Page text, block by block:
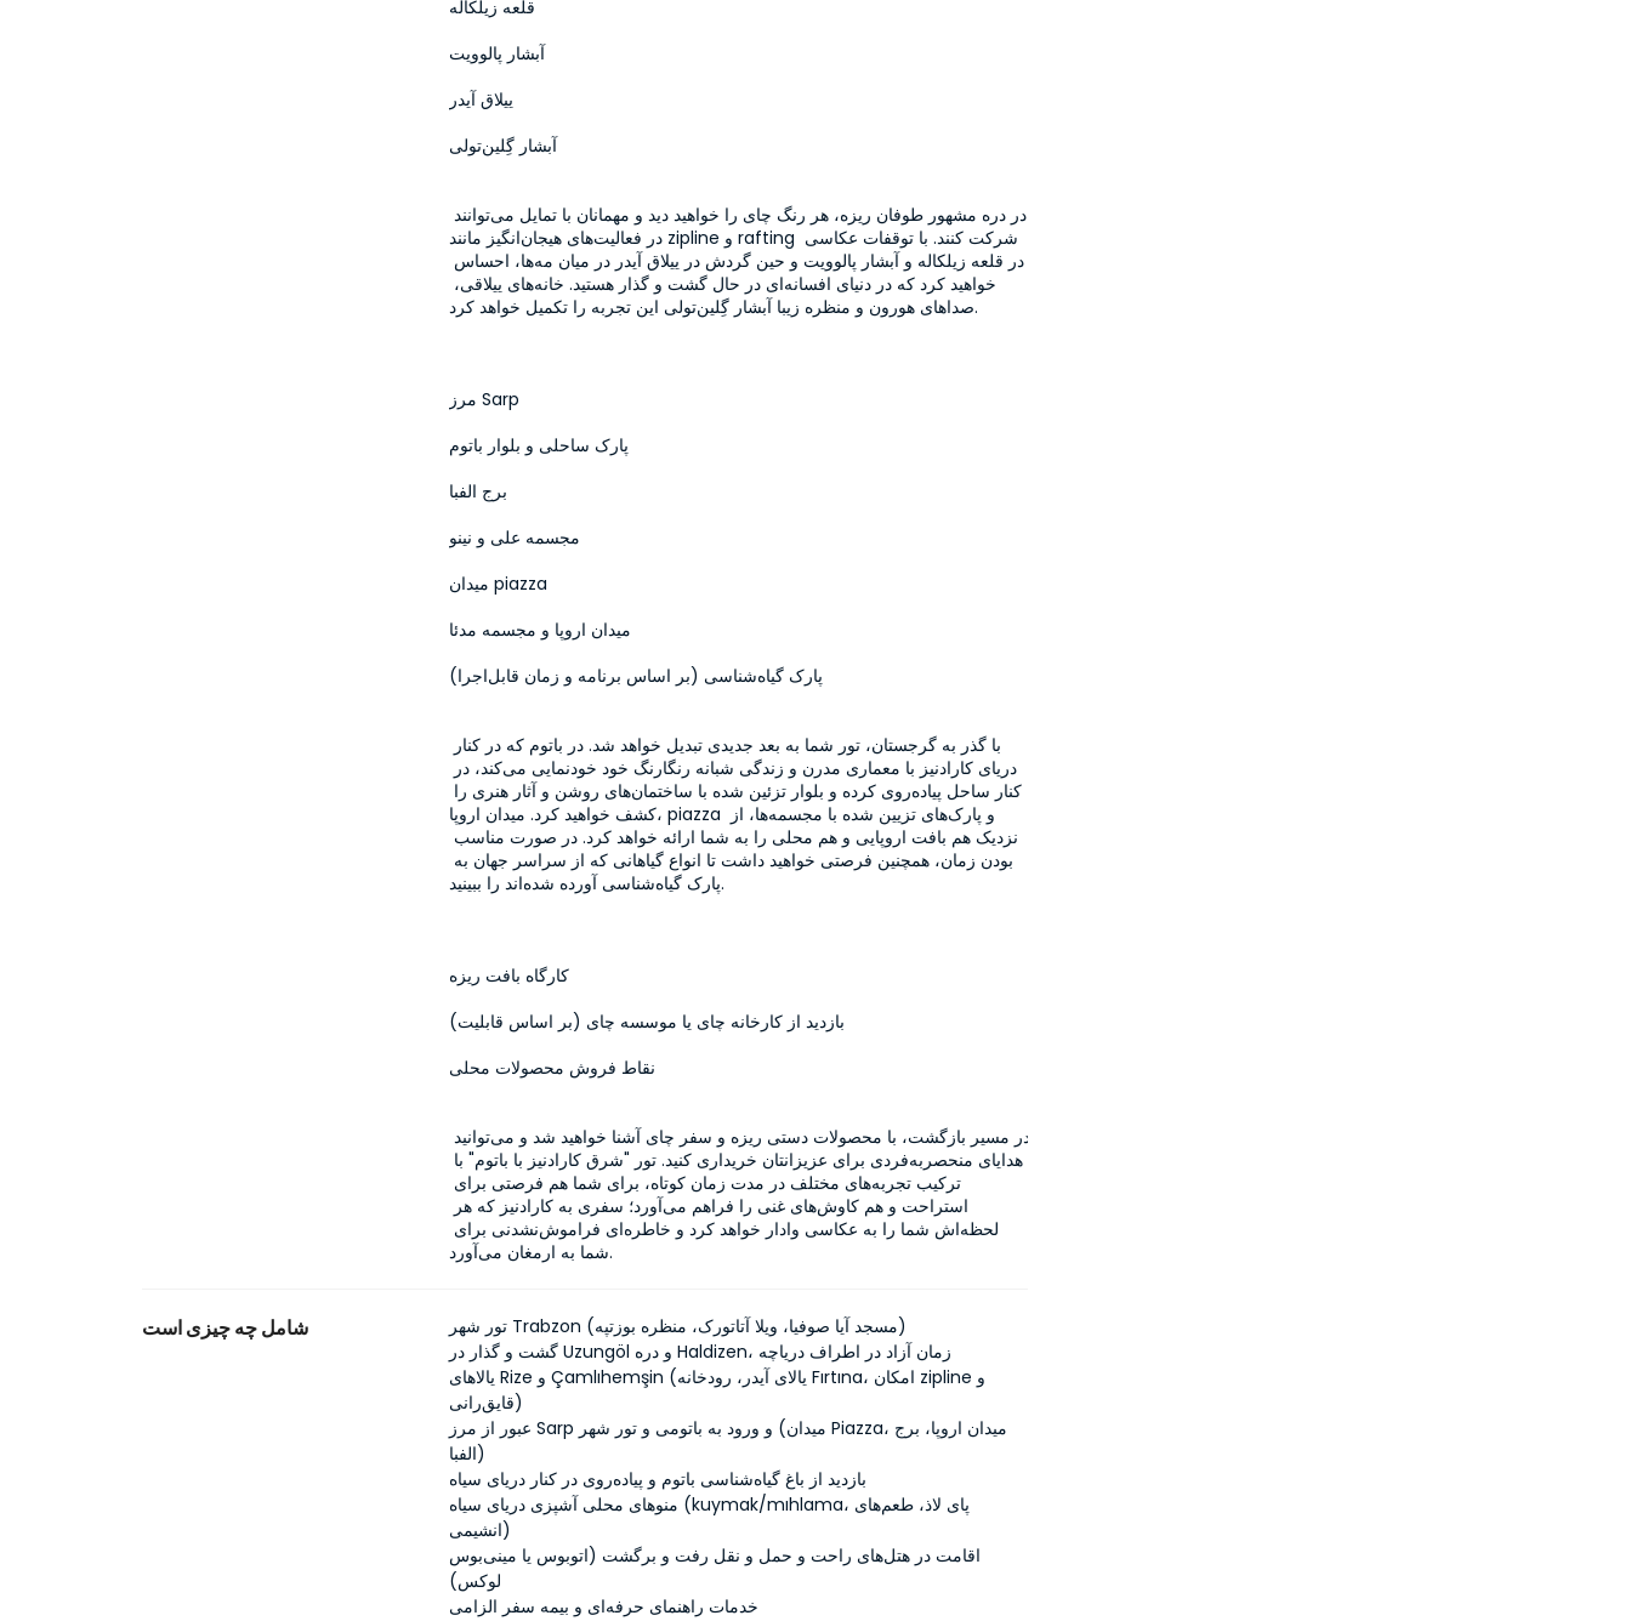
قلعه زیلکاله
آبشار پالوویت
ییلاق آیدر
آبشار گِلین‌تولی
در دره مشهور طوفان ریزه، هر رنگ چای را خواهید دید و مهمانان با تمایل می‌توانند
در فعالیت‌های هیجان‌انگیز مانند zipline و rafting شرکت کنند. با توقفات عکاسی
مرز Sarp
پارک ساحلی و بلوار باتوم
برج الفبا
مجسمه علی و نینو
میدان piazza
میدان اروپا و مجسمه مدئا
پارک گیاه‌شناسی (بر اساس برنامه و زمان قابل‌اجرا)
کشف خواهید کرد. میدان اروپا، piazza و پارک‌های تزیین شده با مجسمه‌ها، از
کارگاه بافت ریزه
بازدید از کارخانه چای یا موسسه چای (بر اساس قابلیت)
نقاط فروش محصولات محلی
در مسیر بازگشت، با محصولات دستی ریزه و سفر چای آشنا خواهید شد و می‌توانید
شما به ارمغان می‌آورد.
شامل چه چیزی است
تور شهر Trabzon (مسجد آیا صوفیا، ویلا آتاتورک، منظره بوزتپه)
گشت و گذار در Uzungöl و دره Haldizen، زمان آزاد در اطراف دریاچه
یالاهای Rize و Çamlıhemşin (یالای آیدر، رودخانه Fırtına، امکان zipline و
قایق‌رانی)
عبور از مرز Sarp و ورود به باتومی و تور شهر (میدان Piazza، میدان اروپا، برج
الفبا)
بازدید از باغ گیاه‌شناسی باتوم و پیاده‌روی در کنار دریای سیاه
منوهای محلی آشپزی دریای سیاه (kuymak/mıhlama، پای لاذ، طعم‌های
انشیمی)
اقامت در هتل‌های راحت و حمل و نقل رفت و برگشت (اتوبوس یا مینی‌بوس
لوکس)
خدمات راهنمای حرفه‌ای و بیمه سفر الزامی